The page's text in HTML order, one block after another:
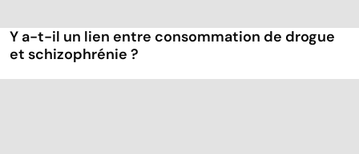
Y a-t-il un lien entre consommation de drogue
et schizophrénie ?